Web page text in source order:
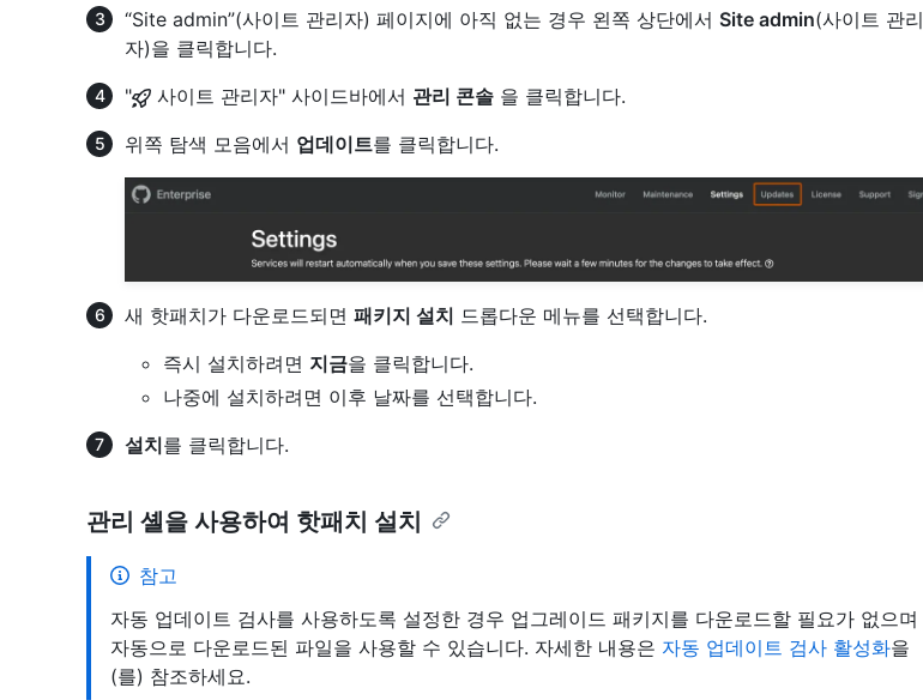
“Site admin”(사이트 관리자) 페이지에 아직 없는 경우 왼쪽 상단에서 Site admin(사이트 관리
자)을 클릭합니다.
"
사이트 관리자" 사이드바에서 관리 콘솔 을 클릭합니다.
위쪽 탐색 모음에서 업데이트를 클릭합니다.
새 핫패치가 다운로드되면 패키지 설치 드롭다운 메뉴를 선택합니다.
즉시 설치하려면 지금을 클릭합니다.
나중에 설치하려면 이후 날짜를 선택합니다.
설치를 클릭합니다.
관리 셸을 사용하여 핫패치 설치
참고
자동 업데이트 검사를 사용하도록 설정한 경우 업그레이드 패키지를 다운로드할 필요가 없으며
자동으로 다운로드된 파일을 사용할 수 있습니다. 자세한 내용은 자동 업데이트 검사 활성화을
(를) 참조하세요.